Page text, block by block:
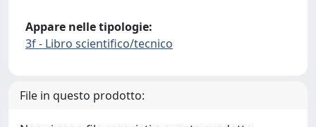
Appare nelle tipologie:
3f - Libro scientifico/tecnico
File in questo prodotto: